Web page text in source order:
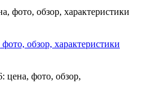
обзор, характеристики